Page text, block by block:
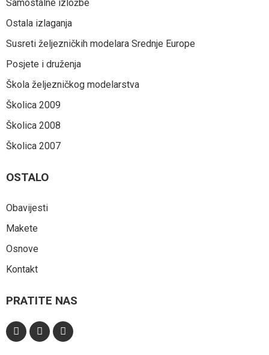
Samostalne izložbe
Ostala izlaganja
Susreti željezničkih modelara Srednje Europe
Posjete i druženja
Škola željezničkog modelarstva
Školica 2009
Školica 2008
Školica 2007
OSTALO
Obavijesti
Makete
Osnove
Kontakt
PRATITE NAS